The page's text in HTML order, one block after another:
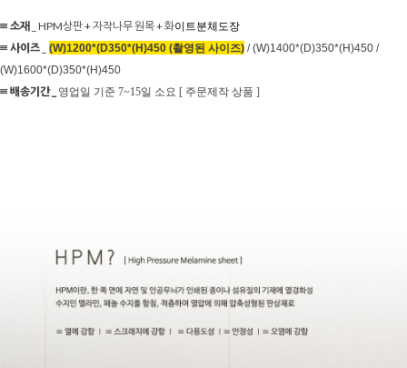
≡ 소재 _ HPM상판 + 자작나무 원목 + 화이트분체도장
≡ 사이즈 (W)1200*(D350*(H)450 (촬영된 사이즈) / (W)1400*(D)350*(H)450 /
(W)1600*(D)350*(H)450
≡ 배송기간 _ 영업일 기준 7~15일 소요 [ 주문제작 상품 ]